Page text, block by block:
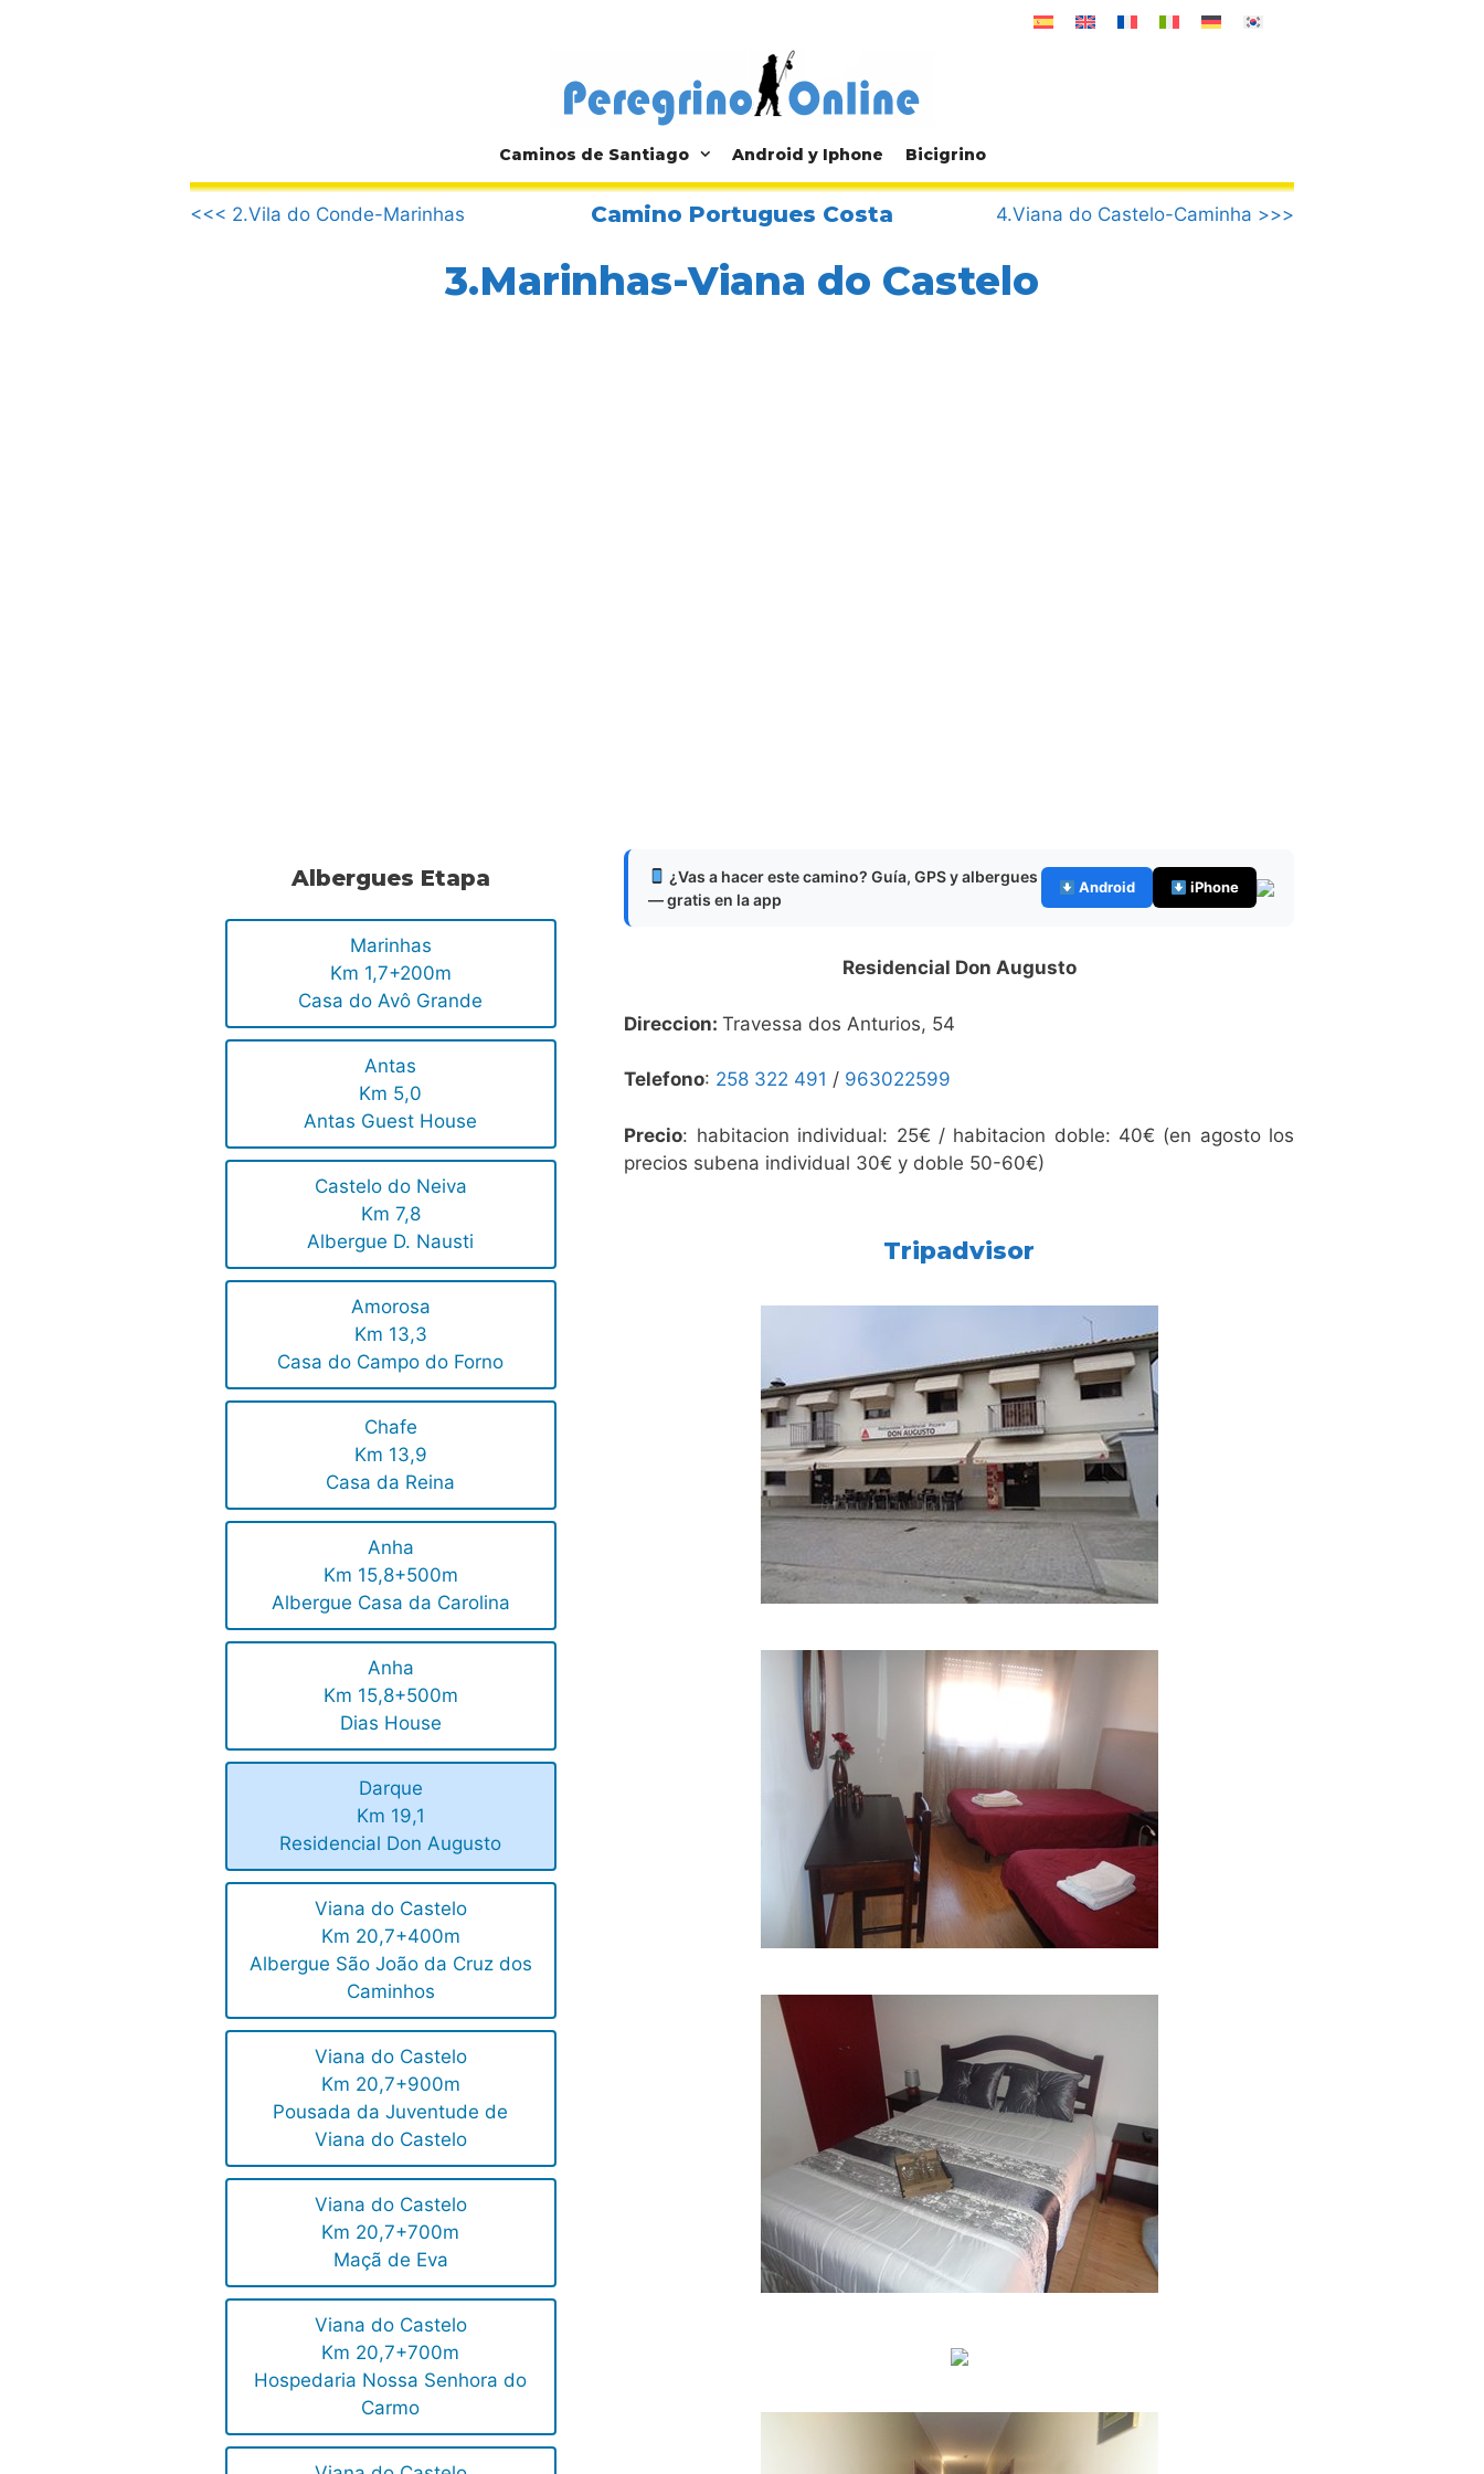
Caminos de Santiago Android y Iphone Bicigrino
.
<<< 2.Vila do Conde-Marinhas
Camino Portugues Costa 4.Viana do Castelo-Caminha >>>
3.Marinhas-Viana do Castelo
Albergues Etapa
Marinhas
Km 1,7+200m
Casa do Avô Grande
Antas
Km 5,0
Antas Guest House
Castelo do Neiva
Km 7,8
Albergue D. Nausti
Amorosa
Km 13,3
Casa do Campo do Forno
Chafe
Km 13,9
Casa da Reina
Anha
Km 15,8+500m
Albergue Casa da Carolina
Anha
Km 15,8+500m
Dias House
Darque
Km 19,1
Residencial Don Augusto
Viana do Castelo
Km 20,7+400m
Albergue São João da Cruz dos
Caminhos
Viana do Castelo
Km 20,7+900m
Pousada da Juventude de
Viana do Castelo
Viana do Castelo
Km 20,7+700m
Maçã de Eva
Viana do Castelo
Km 20,7+700m
Hospedaria Nossa Senhora do
Carmo
¿Vas a hacer este camino? Guía, GPS y albergues
— gratis en la app
Android iPhone
Residencial Don Augusto
Direccion:Travessa dos Anturios, 54
Telefono: 258 322 491 / 963022599
Precio: habitacion individual: 25€ / habitacion doble: 40€ (en agosto los
precios subena individual 30€ y doble 50-60€)
Tripadvisor